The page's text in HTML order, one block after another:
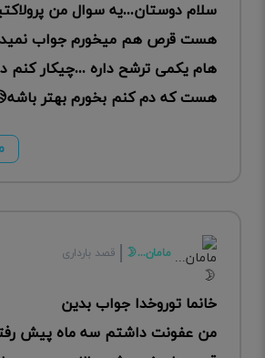
سلام دوستان...یه سوال من
هست قرص هم میخورم جواب
هام یکمی ترشح داره ...چیکار کنم
هست که دم کنم بخورم بهتر
مامان...🌛 قصد بارداری
خانما توروخدا جواب بدین
من عفونت داشتم سه ماه پیش